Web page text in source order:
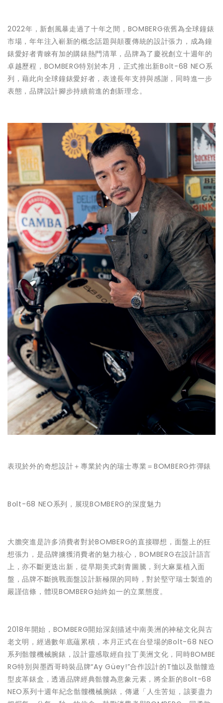
2022年，新創風暴走過了十年之間，BOMBERG依舊為全球鐘錶
市場，年年注入嶄新的概念話題與顛覆傳統的設計張力，成為鐘
錶愛好者青睞有加的購錶熱門清單，品牌為了慶祝創立十週年的
卓越歷程，BOMBERG特別於本月，正式推出新Bolt-68 NEO系
列，藉此向全球鐘錶愛好者，表達長年支持與感謝，同時進一步
表態，品牌設計腳步持續前進的創新理念。
表現於外的奇想設計＋專業於內的瑞士專業＝BOMBERG炸彈錶
Bolt-68 NEO系列，展現BOMBERG的深度魅力
大膽突進是許多消費者對於BOMBERG的直接聯想，面盤上的狂
想張力，是品牌擄獲消費者的魅力核心，BOMBERG在設計語言
上，亦不斷更迭出新，從早期美式刺青圖騰，到大麻葉植入面
盤，品牌不斷挑戰面盤設計新極限的同時，對於堅守瑞士製造的
嚴謹信條，體現BOMBERG始終如一的立業態度。
2018年開始，BOMBERG開始深刻描述中南美洲的神秘文化與古
老文明，經過數年底蘊累積，本月正式在台登場的Bolt-68 NEO
系列骷髏機械腕錶，設計靈感取經自拉丁美洲文化，同時BOMBE
RG特別與墨西哥時裝品牌“Ay Güey!”合作設計的T恤以及骷髏造
型皮革錶盒，透過品牌經典骷髏為意象元素，將全新的Bolt-68
NEO系列十週年紀念骷髏機械腕錶，傳遞「人生苦短，該要盡力